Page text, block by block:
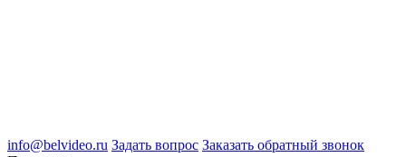
info@belvideo.ru Задать вопрос Заказать обратный звонок